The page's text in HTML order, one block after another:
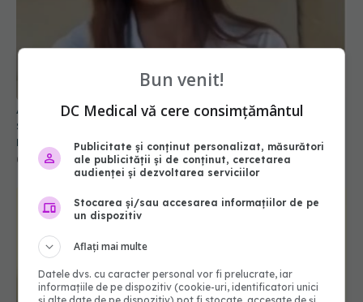
Alina Pușcău dezvăluie diagnosticul care i-a
schimbat viața: Am cancer la sân. Am intrat în
metastază
07 aug 2026, 12:39
Bun venit!
DC Medical vă cere consimțământul
Publicitate și conținut personalizat, măsurători
ale publicității și de conținut, cercetarea
audienței și dezvoltarea serviciilor
Stocarea și/sau accesarea informațiilor de pe
un dispozitiv
Aflați mai multe
Datele dvs. cu caracter personal vor fi prelucrate, iar
informațiile de pe dispozitiv (cookie-uri, identificatori unici